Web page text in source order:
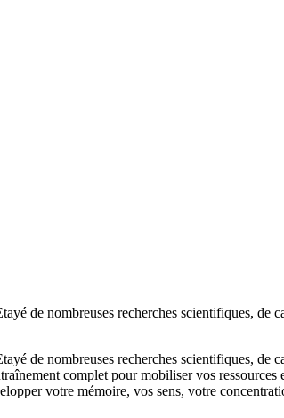
de nombreuses recherches scientifiques, de
de nombreuses recherches scientifiques, de
complet pour mobiliser vos ressources
votre mémoire, vos sens, votre